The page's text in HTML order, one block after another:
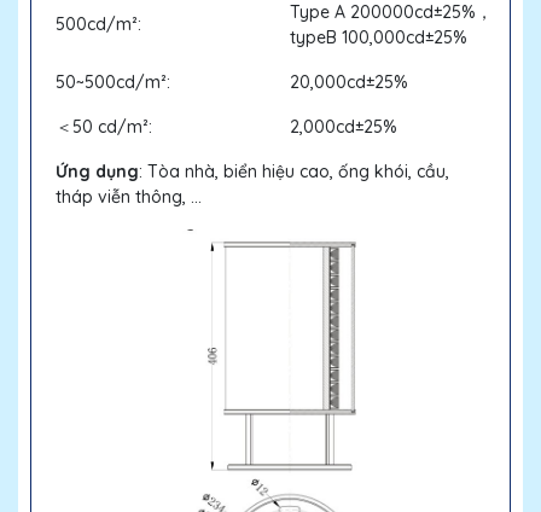
500cd/m²:
Type A 200000cd±25%，
typeB 100,000cd±25%
50~500cd/m²: 20,000cd±25%
＜50 cd/m²: 2,000cd±25%
Ứng dụng: Tòa nhà, biển hiệu cao, ống khói, cầu,
tháp viễn thông, ...